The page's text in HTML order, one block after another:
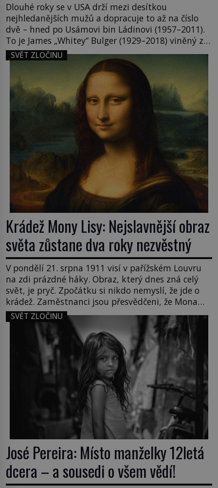
Dlouhé roky se v USA drží mezi desítkou
nejhledanějších mužů a dopracuje to až na číslo
dvě – hned po Usámovi bin Ládinovi (1957–2011).
To je James „Whitey“ Bulger (1929–2018) viněný ze
spoluúčasti na 19 vraždách, vydírání a lichvy. A
samozřejmě, krom toho je ještě drogový dealer,
který neváhá odstranit z cesty všechny práskače,
zatímco […]
SVĚT ZLOČINU
Krádež Mony Lisy: Nejslavnější obraz
světa zůstane dva roky nezvěstný
V pondělí 21. srpna 1911 visí v pařížském Louvru
na zdi prázdné háky. Obraz, který dnes zná celý
svět, je pryč. Zpočátku si nikdo nemyslí, že jde o
krádež. Zaměstnanci jsou přesvědčeni, že Mona
Lisa je jen v restaurátorské dílně nebo u fotografa.
Když se ukáže pravda, propukne jeden z největších
honů na zloděje v […]
SVĚT ZLOČINU
José Pereira: Místo manželky 12letá
dcera – a sousedi o všem vědí!